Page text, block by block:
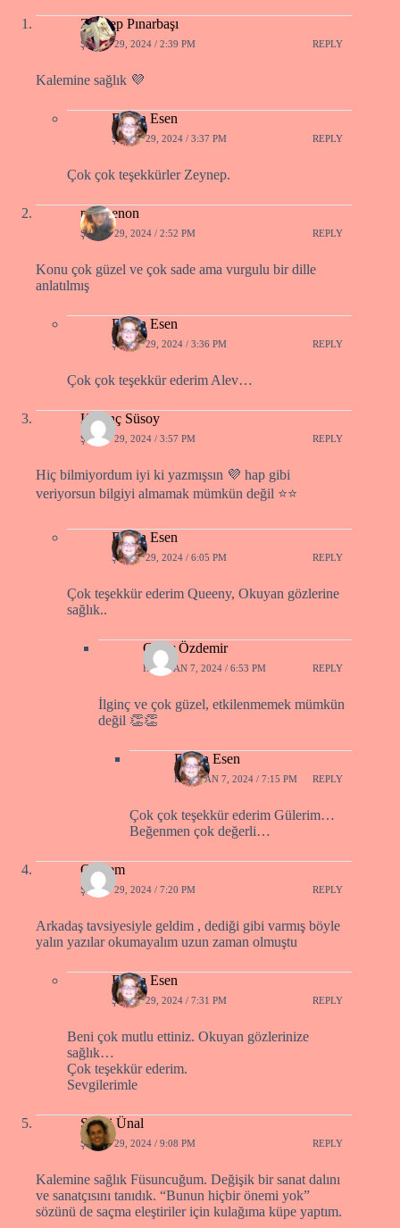
Zeynep Pınarbaşı
ŞUBAT 29, 2024 / 2:39 PM REPLY
Kalemine sağlık 💜
Füsun Esen
ŞUBAT 29, 2024 / 3:37 PM REPLY
Çok çok teşekkürler Zeynep.
panthenon
ŞUBAT 29, 2024 / 2:52 PM REPLY
Konu çok güzel ve çok sade ama vurgulu bir dille
anlatılmış
Füsun Esen
ŞUBAT 29, 2024 / 3:36 PM REPLY
Çok çok teşekkür ederim Alev…
Kıvanç Süsoy
ŞUBAT 29, 2024 / 3:57 PM REPLY
Hiç bilmiyordum iyi ki yazmışsın 💜 hap gibi
veriyorsun bilgiyi almamak mümkün değil ⭐️⭐️
Füsun Esen
ŞUBAT 29, 2024 / 6:05 PM REPLY
Çok teşekkür ederim Queeny, Okuyan gözlerine
sağlık..
Güler Özdemir
HAZIRAN 7, 2024 / 6:53 PM REPLY
İlginç ve çok güzel, etkilenmemek mümkün
değil 👏👏
Füsun Esen
HAZIRAN 7, 2024 / 7:15 PM REPLY
Çok çok teşekkür ederim Gülerim…
Beğenmen çok değerli…
Çiğdem
ŞUBAT 29, 2024 / 7:20 PM REPLY
Arkadaş tavsiyesiyle geldim , dediği gibi varmış böyle
yalın yazılar okumayalım uzun zaman olmuştu
Füsun Esen
ŞUBAT 29, 2024 / 7:31 PM REPLY
Beni çok mutlu ettiniz. Okuyan gözlerinize
sağlık…
Çok teşekkür ederim.
Sevgilerimle
Sevgi Ünal
ŞUBAT 29, 2024 / 9:08 PM REPLY
Kalemine sağlık Füsuncuğum. Değişik bir sanat dalını
ve sanatçısını tanıdık. “Bunun hiçbir önemi yok”
sözünü de saçma eleştiriler için kulağıma küpe yaptım.